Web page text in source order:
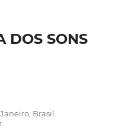
DOS SONS
Brasil.